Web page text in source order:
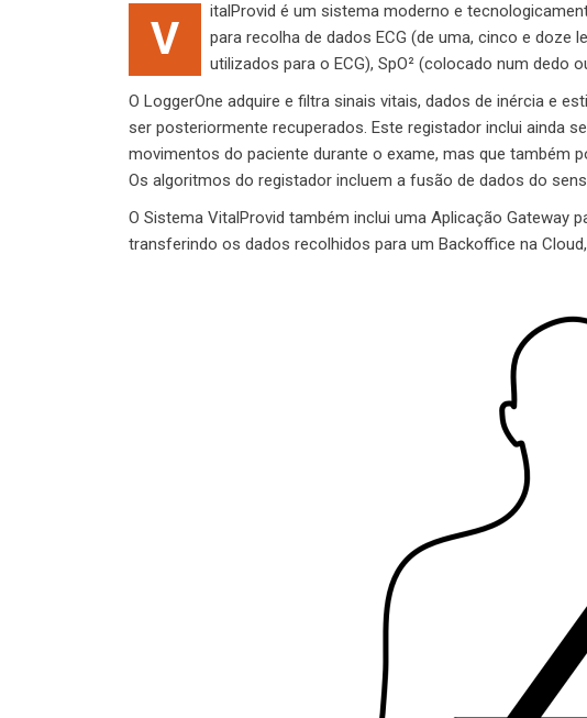
V
italProvid é um sistema moderno e
para recolha de dados ECG (de uma, cinco e doze
utilizados para o ECG), SpO² (colocado num dedo
O LoggerOne adquire e filtra sinais vitais, dados de inércia e
ser posteriormente recuperados. Este registador inclui ainda
movimentos do paciente durante o exame, mas que também
Os algoritmos do registador incluem a fusão de dados do
O Sistema VitalProvid também inclui uma Aplicação
transferindo os dados recolhidos para um Backoffice na